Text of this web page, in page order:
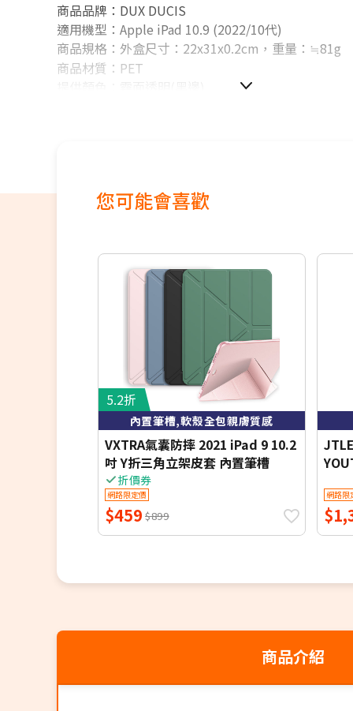
商品品牌：DUX DUCIS
適用機型：Apple iPad 10.9 (2022/10代)
商品規格：外盒尺寸：22x31x0.2cm，重量：≒81g
商品材質：PET
．超級輕薄，不影響觸控筆訊號，不易斷觸
．貼膜採吸附技術，簡單易貼
本產品皆以實品拍攝商品，但因拍攝時受環境、光
可能會與實物有稍許誤差，出貨以實際商品為準。
您可能會喜歡
5.2折
內置筆槽,軟殼全包親膚質感
VXTRA氣囊防摔 2021 iPad 9 10.2
吋 Y折三角立架皮套 內置筆槽
折價券
網路限定價
$459 $899
網路限
商品介紹